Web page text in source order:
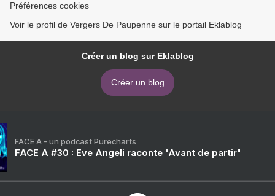
Préférences cookies
Voir le profil de Vergers De Paupenne sur le portail Eklablog
Créer un blog sur Eklablog
Créer un blog
FACE A - un podcast Purecharts
FACE A #30 : Eve Angeli raconte "Avant de partir"